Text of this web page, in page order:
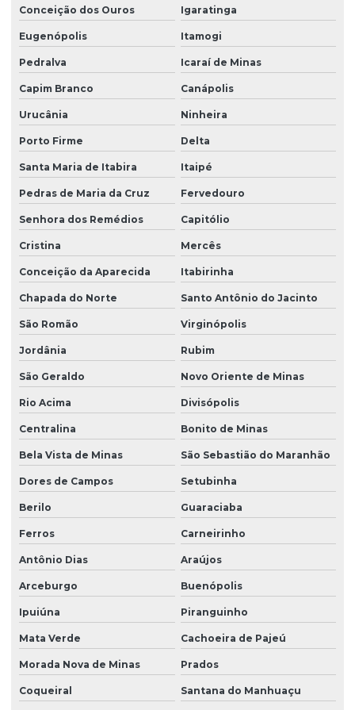
Conceição dos Ouros Igaratinga
Eugenópolis Itamogi
Pedralva Icaraí de Minas
Capim Branco Canápolis
Urucânia Ninheira
Porto Firme Delta
Santa Maria de Itabira Itaipé
Pedras de Maria da Cruz Fervedouro
Senhora dos Remédios Capitólio
Cristina Mercês
Conceição da Aparecida Itabirinha
Chapada do Norte Santo Antônio do Jacinto
São Romão Virginópolis
Jordânia Rubim
São Geraldo Novo Oriente de Minas
Rio Acima Divisópolis
Centralina Bonito de Minas
Bela Vista de Minas São Sebastião do Maranhão
Dores de Campos Setubinha
Berilo Guaraciaba
Ferros Carneirinho
Antônio Dias Araújos
Arceburgo Buenópolis
Ipuiúna Piranguinho
Mata Verde Cachoeira de Pajeú
Morada Nova de Minas Prados
Coqueiral Santana do Manhuaçu